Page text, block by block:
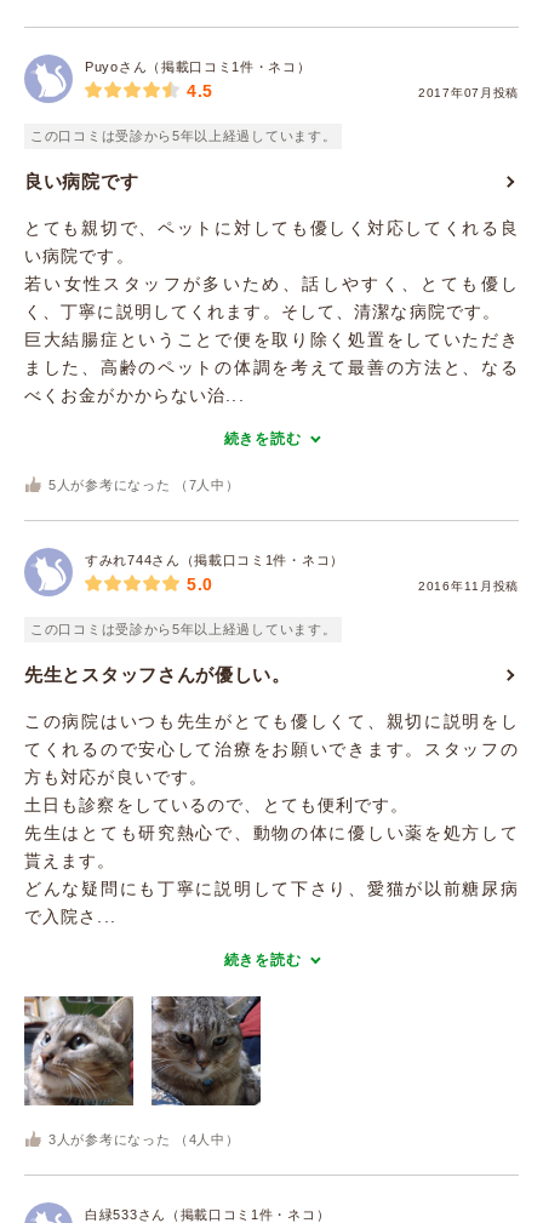
Puyoさん（掲載口コミ1件・ネコ）
2017年07月投稿
4.5
この口コミは受診から5年以上経過しています。
良い病院です
とても親切で、ペットに対しても優しく対応してくれる良
い病院です。
若い女性スタッフが多いため、話しやすく、とても優し
く、丁寧に説明してくれます。そして、清潔な病院です。
巨大結腸症ということで便を取り除く処置をしていただき
ました、高齢のペットの体調を考えて最善の方法と、なる
べくお金がかからない治...
続きを読む
5 人が参考になった （ 7 人中）
すみれ744さん（掲載口コミ1件・ネコ）
2016年11月投稿
5.0
この口コミは受診から5年以上経過しています。
先生とスタッフさんが優しい。
この病院はいつも先生がとても優しくて、親切に説明をし
てくれるので安心して治療をお願いできます。スタッフの
方も対応が良いです。
土日も診察をしているので、とても便利です。
先生はとても研究熱心で、動物の体に優しい薬を処方して
貰えます。
どんな疑問にも丁寧に説明して下さり、愛猫が以前糖尿病
で入院さ...
続きを読む
3 人が参考になった （ 4 人中）
白緑533さん（掲載口コミ1件・ネコ）